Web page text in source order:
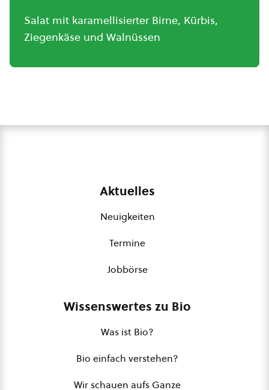
Salat mit karamellisierter Birne, Kürbis,
Ziegenkäse und Walnüssen
Aktuelles
Neuigkeiten
Termine
Jobbörse
Wissenswertes zu Bio
Was ist Bio?
Bio einfach verstehen?
Wir schauen aufs Ganze